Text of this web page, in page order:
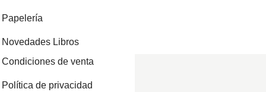
Papelería
Novedades Libros
Condiciones de venta
Política de privacidad